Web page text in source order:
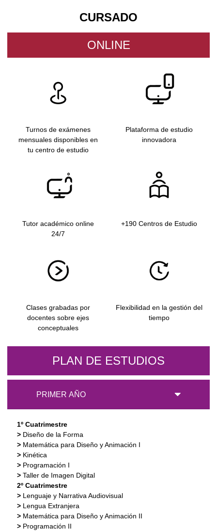
CURSADO
ONLINE
Turnos de exámenes
mensuales disponibles en
tu centro de estudio
Plataforma de estudio
innovadora
Tutor académico online
24/7
+190 Centros de Estudio
Clases grabadas por
docentes sobre ejes
conceptuales
Flexibilidad en la gestión del
tiempo
PLAN DE ESTUDIOS
PRIMER AÑO
1º Cuatrimestre
> Diseño de la Forma
> Matemática para Diseño y Animación I
> Kinética
> Programación I
> Taller de Imagen Digital
2º Cuatrimestre
> Lenguaje y Narrativa Audiovisual
> Lengua Extranjera
> Matemática para Diseño y Animación II
> Programación II